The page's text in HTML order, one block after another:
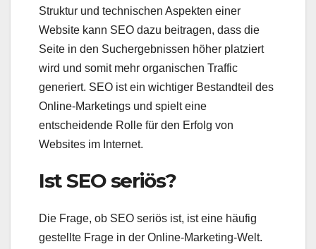
Struktur und technischen Aspekten einer
Website kann SEO dazu beitragen, dass die
Seite in den Suchergebnissen höher platziert
wird und somit mehr organischen Traffic
generiert. SEO ist ein wichtiger Bestandteil des
Online-Marketings und spielt eine
entscheidende Rolle für den Erfolg von
Websites im Internet.
Ist SEO seriös?
Die Frage, ob SEO seriös ist, ist eine häufig
gestellte Frage in der Online-Marketing-Welt.